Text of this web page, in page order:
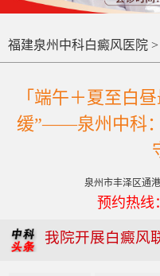
福建泉州中科白癜风医院 >
「端午＋夏至白
缓”——泉州中科
泉州市丰泽区通
预约热线
我院开展白癜风